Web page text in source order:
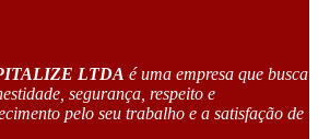
LTDA é uma empresa que busca
segurança, respeito e
pelo seu trabalho e a satisfação de